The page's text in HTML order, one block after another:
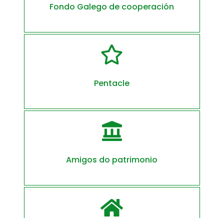
Fondo Galego de cooperación

Pentacle

Amigos do patrimonio
